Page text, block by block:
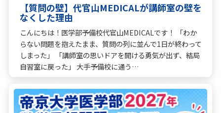
【質問の壁】代官山MEDICALが講師室の壁を
なくした理由
こんにちは！医学部予備校代官山MEDICALです！ 「わか
らない問題を抱えたまま、質問の列に並んで1日が終わって
しまった」 「講師室の思いドアを開ける勇気が出ず、結局
自習室に戻った」 大手予備校に通う…